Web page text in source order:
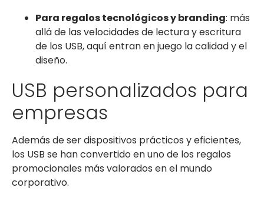
Para regalos tecnológicos y branding: más
allá de las velocidades de lectura y escritura
de los USB, aquí entran en juego la calidad y el
diseño.
USB personalizados para
empresas
Además de ser dispositivos prácticos y eficientes,
los USB se han convertido en uno de los regalos
promocionales más valorados en el mundo
corporativo.